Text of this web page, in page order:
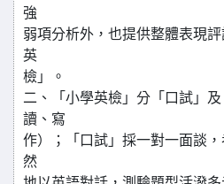
強
弱項分析外，也提供整體表現
英
檢」。
二、「小學英檢」分「口試」
讀、寫
作）；「口試」採一對一面談
然